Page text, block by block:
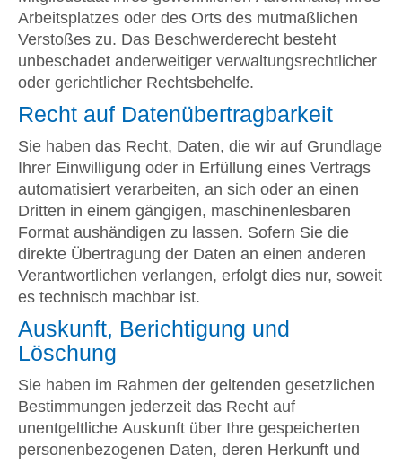
Arbeitsplatzes oder des Orts des mutmaßlichen
Verstoßes zu. Das Beschwerderecht besteht
unbeschadet anderweitiger verwaltungsrechtlicher
oder gerichtlicher Rechtsbehelfe.
Recht auf Daten­übertrag­barkeit
Sie haben das Recht, Daten, die wir auf Grundlage
Ihrer Einwilligung oder in Erfüllung eines Vertrags
automatisiert verarbeiten, an sich oder an einen
Dritten in einem gängigen, maschinenlesbaren
Format aushändigen zu lassen. Sofern Sie die
direkte Übertragung der Daten an einen anderen
Verantwortlichen verlangen, erfolgt dies nur, soweit
es technisch machbar ist.
Auskunft, Berichtigung und
Löschung
Sie haben im Rahmen der geltenden gesetzlichen
Bestimmungen jederzeit das Recht auf
unentgeltliche Auskunft über Ihre gespeicherten
personenbezogenen Daten, deren Herkunft und